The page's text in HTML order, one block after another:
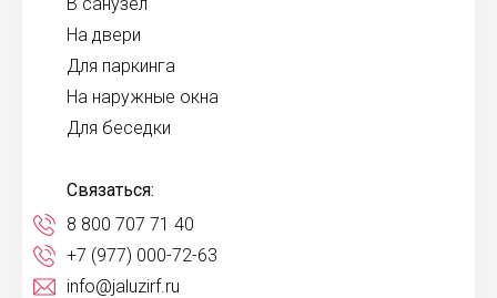
На двери
Для паркинга
На наружные окна
Для беседки
Связаться:
8 800 707 71 40
+7 (977) 000-72-63
info@jaluzirf.ru